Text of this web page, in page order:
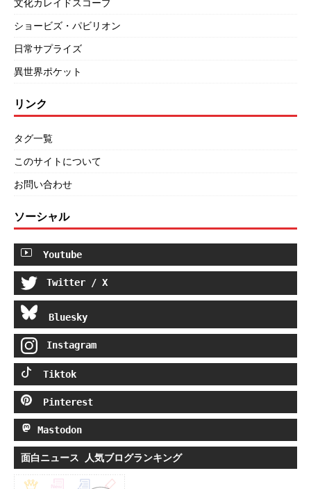
文化カレイドスコープ
ショービズ・パビリオン
日常サプライズ
異世界ポケット
リンク
タグ一覧
このサイトについて
お問い合わせ
ソーシャル
Youtube
Twitter / X
Bluesky
Instagram
Tiktok
Pinterest
Mastodon
面白ニュース 人気ブログランキング